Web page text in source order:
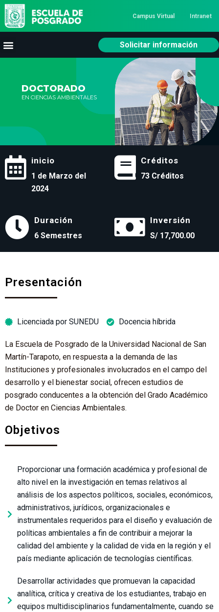
Campus Virtual Intranet
Solicitar información
DOCTORADO
EN CIENCIAS AMBIENTALES
inicio
1 de Marzo del
2024
Créditos
73 Créditos
Duración
6 Semestres
Inversión
S/ 17,700.00
Presentación
Licenciada por SUNEDU Docencia híbrida
La Escuela de Posgrado de la Universidad Nacional de San
Martín-Tarapoto, en respuesta a la demanda de las
Instituciones y profesionales involucrados en el campo del
desarrollo y el bienestar social, ofrecen estudios de
posgrado conducentes a la obtención del Grado Académico
de Doctor en Ciencias Ambientales.
Objetivos
Proporcionar una formación académica y profesional de
alto nivel en la investigación en temas relativos al
análisis de los aspectos políticos, sociales, económicos,
administrativos, jurídicos, organizacionales e
instrumentales requeridos para el diseño y evaluación de
políticas ambientales a fin de contribuir a mejorar la
calidad del ambiente y la calidad de vida en la región y el
país mediante aplicación de tecnologías científicas.
Desarrollar actividades que promuevan la capacidad
analítica, crítica y creativa de los estudiantes, trabajo en
equipos multidisciplinarios fundamentalmente, cuando se